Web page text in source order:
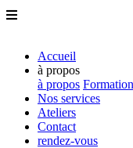
Accueil
à propos
à propos
Nos services
Ateliers
Contact
rendez-vous